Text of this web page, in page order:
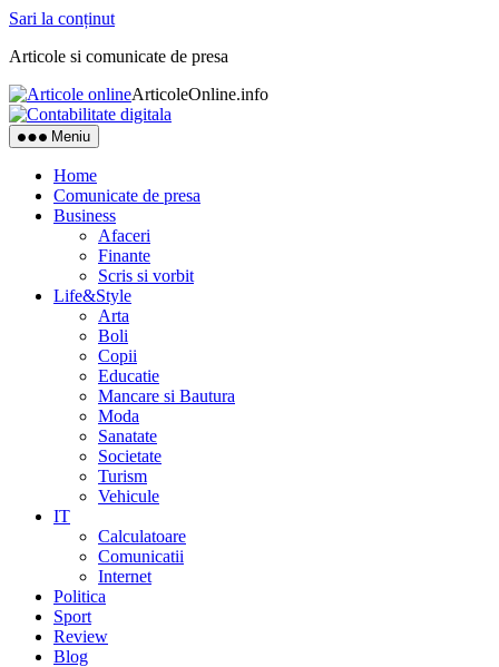
Sari la conținut
Articole si comunicate de presa
ArticoleOnline.info
Meniu
Home
Comunicate de presa
Business
Afaceri
Finante
Scris si vorbit
Life&Style
Arta
Boli
Copii
Educatie
Mancare si Bautura
Moda
Sanatate
Societate
Turism
Vehicule
IT
Calculatoare
Comunicatii
Internet
Politica
Sport
Review
Blog